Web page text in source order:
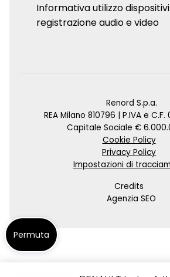
Informativa utilizzo dispositivi
registrazione audio e video
Renord S.p.a.
REA Milano 810796 | P.IVA e C.F.
Capitale Sociale €
Cookie Policy
Privacy Policy
Impostazioni di
Credits
Agenzia SEO
Permuta